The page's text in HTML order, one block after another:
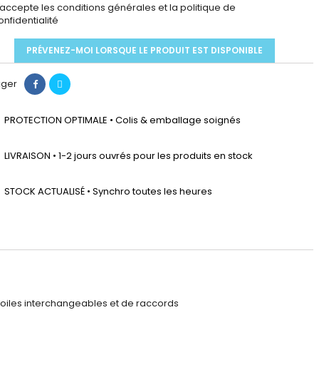
les conditions générales et la politique de
PRÉVENEZ-MOI LORSQUE LE PRODUIT EST DISPONIBLE
PROTECTION OPTIMALE • Colis & emballage soignés
LIVRAISON • 1-2 jours ouvrés pour les produits en stock
STOCK ACTUALISÉ • Synchro toutes les heures
interchangeables et de raccords